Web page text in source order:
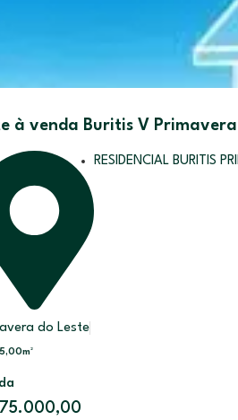
à venda Buritis V
do Leste
RESIDENCIAL BURITIS
m²
75.000,00